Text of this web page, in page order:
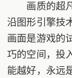
画质的超凡
沿图形引擎技
画面是游戏的
巧的空间，投
能越好，永远